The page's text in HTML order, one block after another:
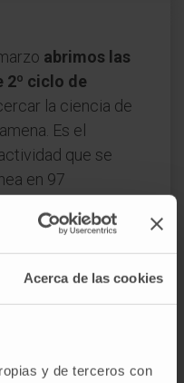
Acerca de las cookies
y de terceros con
abrimos las
2º ciclo de
la ciencia de
Es el
que se
en 97